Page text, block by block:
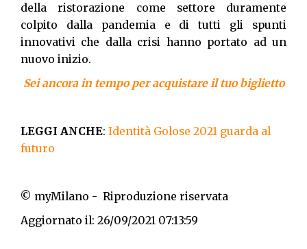
della ristorazione come settore duramente
colpito dalla pandemia e di tutti gli spunti
innovativi che dalla crisi hanno portato ad un
nuovo inizio.
Sei ancora in tempo per acquistare il tuo biglietto
LEGGI ANCHE: Identità Golose 2021 guarda al
futuro
© myMilano - Riproduzione riservata
Aggiornato il: 26/09/2021 07:13:59